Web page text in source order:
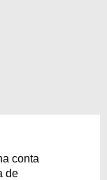
conta
de